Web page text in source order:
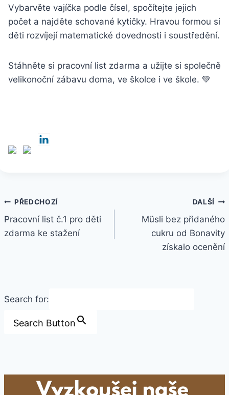
Vybarvěte vajíčka podle čísel, spočítejte jejich
počet a najděte schované kytičky. Hravou formou si
děti rozvíjejí matematické dovednosti i soustředění.
Stáhněte si pracovní list zdarma a užijte si společně
velikonoční zábavu doma, ve školce i ve škole. 💚
Navigace
pro
příspěvek
PŘEDCHOZÍ
Pracovní list č.1 pro děti
zdarma ke stažení
DALŠÍ
Müsli bez přidaného
cukru od Bonavity
získalo ocenění
Search for:
Search Button